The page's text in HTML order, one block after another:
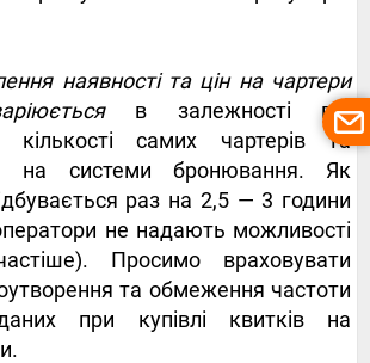
наявності та цін на чартери
в залежності від
кількості самих чартерів та
на системи бронювання. Як
раз на 2,5 — 3 години
не надають можливості
Просимо враховувати
та обмеження частоти
даних при купівлі квитків на